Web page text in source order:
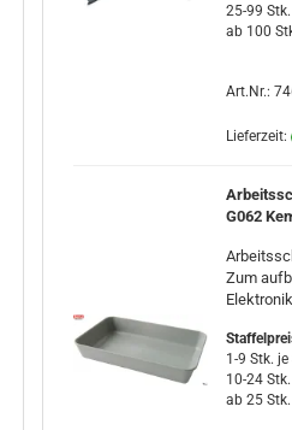
25-99
ab 100
Art.Nr.:
Lieferzeit:
G062
Zum
1-9 Stk.
10-24
ab 25